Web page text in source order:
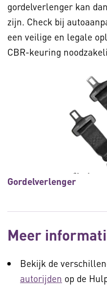
gordelverlenger kan
zijn. Check bij
een veilige en legale
CBR-keuring
Gordelverlenger
Meer
Bekijk de
autorijden op de